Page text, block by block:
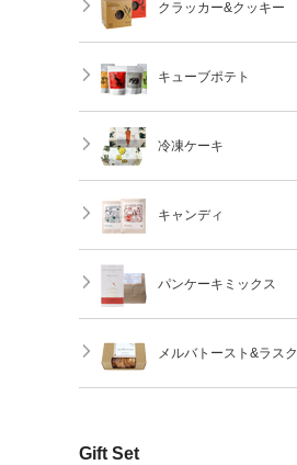
クラッカー&クッキー
キューブポテト
冷凍ケーキ
キャンディ
パンケーキミックス
メルバトースト&ラスク
Gift Set